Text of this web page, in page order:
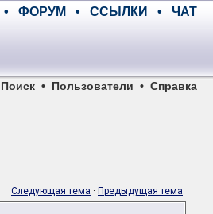
• ФОРУМ • ССЫЛКИ • ЧАТ
Поиск • Пользователи • Справка
Следующая тема · Предыдущая тема